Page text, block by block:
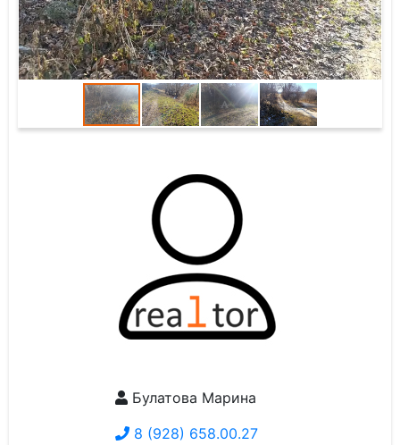
Булатова Марина
8 (928) 658.00.27